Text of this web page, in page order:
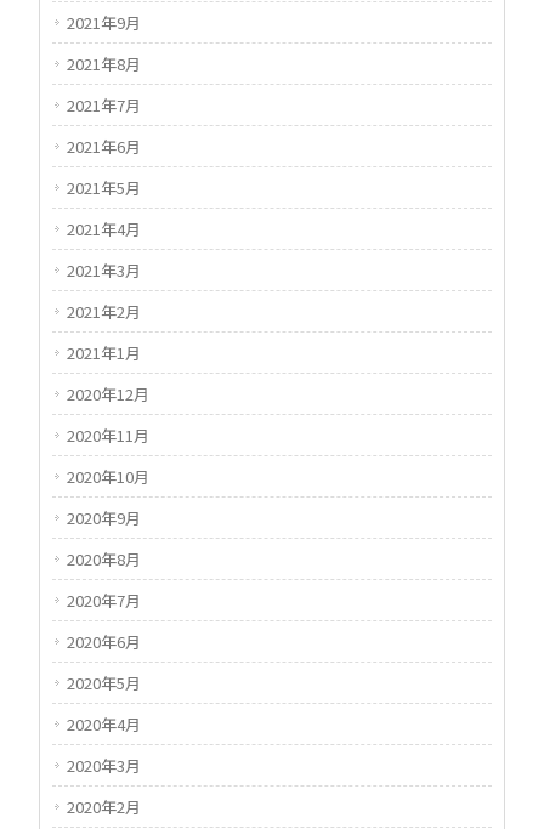
2021年9月
2021年8月
2021年7月
2021年6月
2021年5月
2021年4月
2021年3月
2021年2月
2021年1月
2020年12月
2020年11月
2020年10月
2020年9月
2020年8月
2020年7月
2020年6月
2020年5月
2020年4月
2020年3月
2020年2月